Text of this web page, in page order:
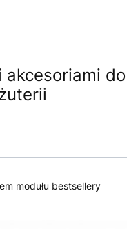
akcesoriami do
modułu bestsellery